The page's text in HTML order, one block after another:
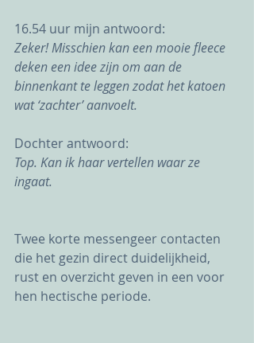
16.54 uur mijn antwoord:
Zeker! Misschien kan een mooie fleece
deken een idee zijn om aan de
binnenkant te leggen zodat het katoen
wat ‘zachter’ aanvoelt.
Dochter antwoord:
Top. Kan ik haar vertellen waar ze
ingaat.
Twee korte messengeer contacten
die het gezin direct duidelijkheid,
rust en overzicht geven in een voor
hen hectische periode.